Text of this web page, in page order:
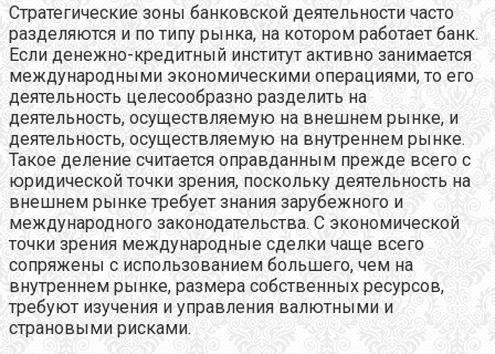
Стратегические зоны банковской деятельности часто
разделяются и по типу рынка, на котором работает банк.
Если денежно-кредитный институт активно занимается
международными экономическими операциями, то его
деятельность целесообразно разделить на
деятельность, осуществляемую на внешнем рынке, и
деятельность, осуществляемую на внутреннем рынке.
Такое деление считается оправданным прежде всего с
юридической точки зрения, поскольку деятельность на
внешнем рынке требует знания зарубежного и
международного законодательства. С экономической
точки зрения международные сделки чаще всего
сопряжены с использованием большего, чем на
внутреннем рынке, размера собственных ресурсов,
требуют изучения и управления валютными и
страновыми рисками.